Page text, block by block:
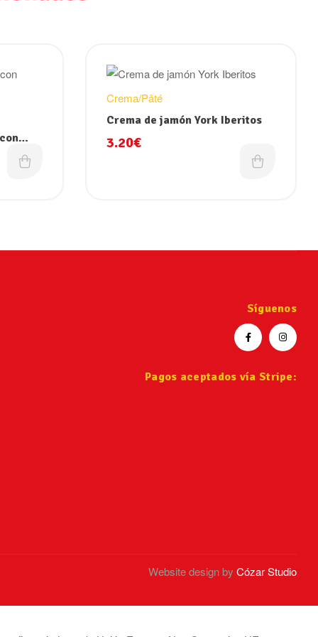
Crema/Pâté
Crema de jamón York Iberitos
3.20€
Síguenos
Pagos aceptados vía Stripe:
Website design by Cózar Studio